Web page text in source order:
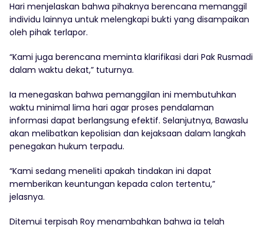
Hari menjelaskan bahwa pihaknya berencana memanggil
individu lainnya untuk melengkapi bukti yang disampaikan
oleh pihak terlapor.
“Kami juga berencana meminta klarifikasi dari Pak Rusmadi
dalam waktu dekat,” tuturnya.
Ia menegaskan bahwa pemanggilan ini membutuhkan
waktu minimal lima hari agar proses pendalaman
informasi dapat berlangsung efektif. Selanjutnya, Bawaslu
akan melibatkan kepolisian dan kejaksaan dalam langkah
penegakan hukum terpadu.
“Kami sedang meneliti apakah tindakan ini dapat
memberikan keuntungan kepada calon tertentu,”
jelasnya.
Ditemui terpisah Roy menambahkan bahwa ia telah